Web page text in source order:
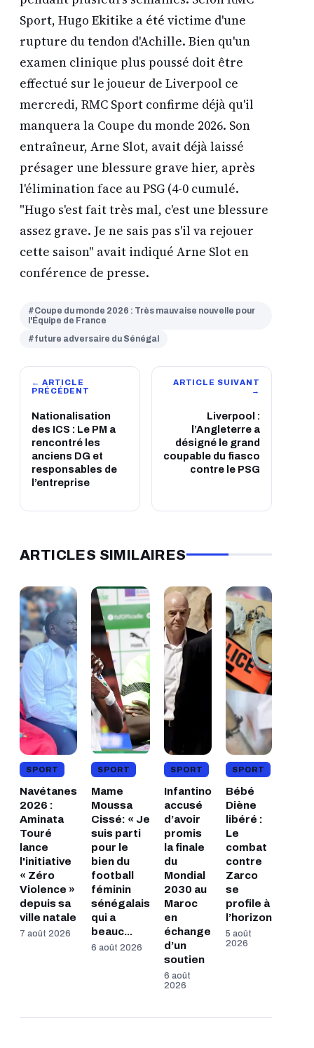
Sport, Hugo Ekitike a été victime d'une
rupture du tendon d'Achille. Bien qu'un
examen clinique plus poussé doit être
effectué sur le joueur de Liverpool ce
mercredi, RMC Sport confirme déjà qu'il
manquera la Coupe du monde 2026. Son
entraîneur, Arne Slot, avait déjà laissé
présager une blessure grave hier, après
l'élimination face au PSG (4-0 cumulé.
"Hugo s'est fait très mal, c'est une blessure
assez grave. Je ne sais pas s'il va rejouer
cette saison" avait indiqué Arne Slot en
conférence de presse.
#Coupe du monde 2026 : Très mauvaise nouvelle pour
l'Équipe de France
#future adversaire du Sénégal
← ARTICLE
PRÉCÉDENT
Nationalisation
des ICS : Le PM a
rencontré les
anciens DG et
responsables de
l’entreprise
ARTICLE SUIVANT
→
Liverpool :
l’Angleterre a
désigné le grand
coupable du fiasco
contre le PSG
ARTICLES SIMILAIRES
SPORT
Navétanes
2026 :
Aminata
Touré
lance
l'initiative
« Zéro
Violence »
depuis sa
ville natale
7 août 2026
SPORT
Mame
Moussa
Cissé: « Je
suis parti
pour le
bien du
football
féminin
sénégalais
qui a
beauc...
6 août 2026
SPORT
Infantino
accusé
d’avoir
promis
la finale
du
Mondial
2030 au
Maroc
en
échange
d’un
soutien
6 août
2026
SPORT
Bébé
Diène
libéré :
Le
combat
contre
Zarco
se
profile à
l’horizon
5 août
2026